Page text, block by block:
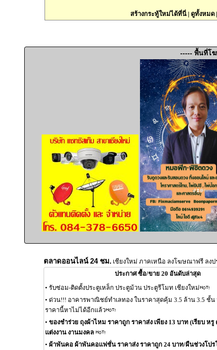
สร้างกระทู้ใหม่ได้ที่นี่| ดูทั้งหมด
----- พื้นที่โ
ตลาดออนไลน์ 24 ชม. เชียงใหม่ ภาคเหนือ ลงโฆษณาฟรี ลงป
ประกาศ ซื้อ/ขาย 20 อันดับล่าสุด
• รับซ่อม-ติดตั้งประตูเหล็ก ประตูม้วน ประตูรีโมท เชียงใหม่
• ด่วน!!! อาคารพาณิชย์ทำเลทอง ในราคาสุดคุ้ม 3.5 ล้าน 3.5 ชั้
ราคานี้หาไม่ได้อีกแล้ว
• ของชำร่วย ถุงผ้าไหม ราคาถูก ราคาส่ง เพียง 13 บาท (เรียบ หรู
แต่งงาน งานมงคล
• ผ้าพันคอ ผ้าพันคอแฟชั่น ราคาส่ง ราคาถูก 24 บาท/ผืนช่วงโป